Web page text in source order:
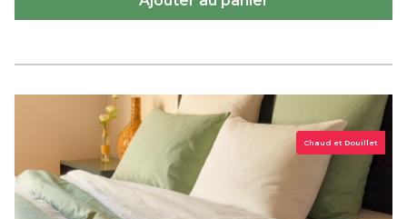
Chaud et Douillet